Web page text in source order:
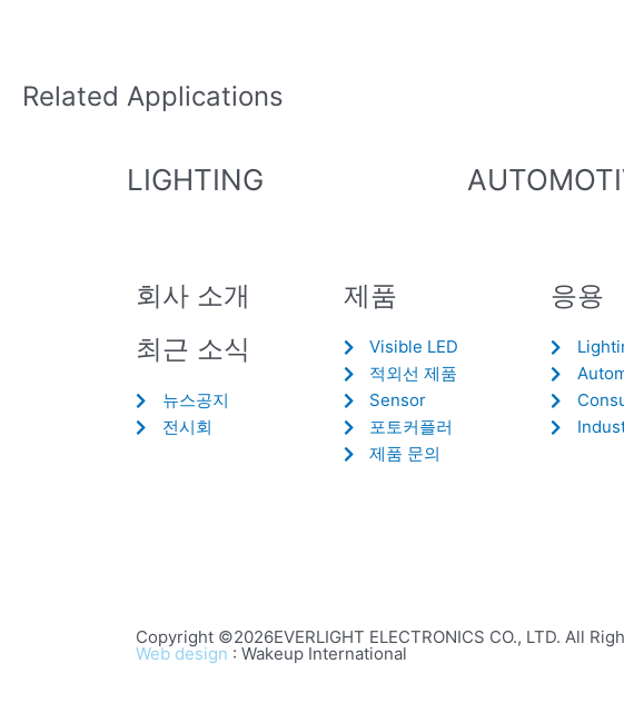
Related Applications
LIGHTING
회사 소개
최근 소식
뉴스공지
전시회
제품
Visible LED
적외선 제품
Sensor
포토커플러
제품 문의
응용
Copyright ©2026EVERLIGHT ELECTRONICS CO., LTD. All
Web design : Wakeup International